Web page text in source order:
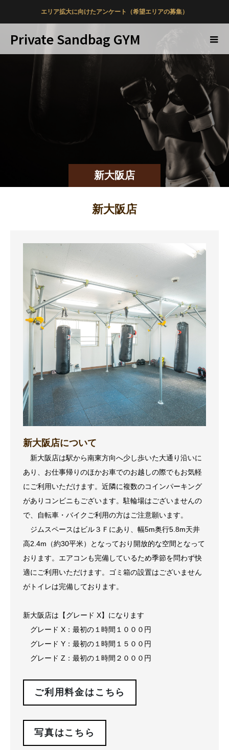
エリア拡大に向けたアンケート（希望エリアの募集）
Private Sandbag GYM
新大阪店
新大阪店
新大阪店について
新大阪店は駅から南東方向へ少し歩いた大通り沿いに
あり、お仕事帰りのほかお車でのお越しの際でもお気軽
にご利用いただけます。近隣に複数のコインパーキング
がありコンビニもございます。駐輪場はございませんの
で、自転車・バイクご利用の方はご注意願います。
ジムスペースはビル３Ｆにあり、幅5m奥行5.8m天井
高2.4m（約30平米）となっており開放的な空間となって
おります。エアコンも完備しているため季節を問わず快
適にご利用いただけます。ゴミ箱の設置はございません
がトイレは完備しております。
新大阪店は【グレード X】になります
グレード X：最初の１時間１０００円
グレード Y：最初の１時間１５００円
グレード Z：最初の１時間２０００円
ご利用料金はこちら
写真はこちら